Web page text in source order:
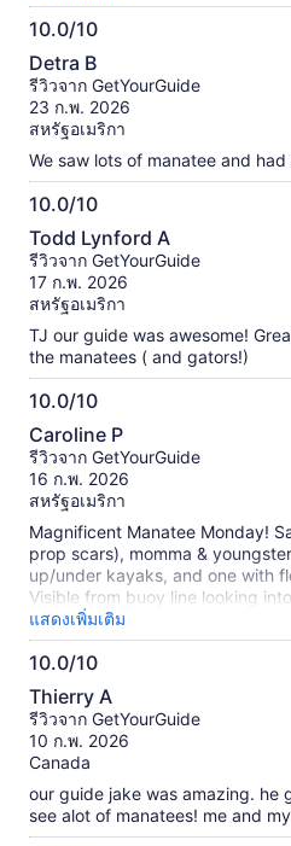
it again!
10.0/10
10.0
จาก
10
Detra B
รีวิวจาก GetYourGuide
23 ก.พ. 2026
สหรัฐอเมริกา
We saw lots of manatee and
10.0/10
10.0
จาก
10
Todd Lynford A
รีวิวจาก GetYourGuide
17 ก.พ. 2026
สหรัฐอเมริกา
TJ our guide was awesome!
the manatees ( and gators!)
10.0/10
10.0
จาก
10
Caroline P
รีวิวจาก GetYourGuide
16 ก.พ. 2026
สหรัฐอเมริกา
Magnificent Manatee Monday!
prop scars), momma &
up/under kayaks, and one with
Visible from buoy line looking
Johns River and lagoon. Gentle,
wonderful guide: he pointed out
manatee swirls in the water, and
how Jeff sought to avoid
manatees. My first time seeing
แสดงเพิ่มเติม
10.0/10
10.0
จาก
10
Thierry A
รีวิวจาก GetYourGuide
10 ก.พ. 2026
Canada
our guide jake was amazing. he
see alot of manatees! me and